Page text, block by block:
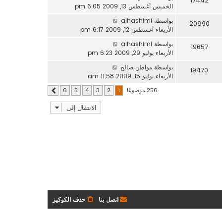
الخميس أغسطس 13, 2009 6:05 pm
20890 بواسطة alhashimi
الأربعاء أغسطس 12, 2009 6:17 pm
19657 بواسطة alhashimi
الأربعاء يوليو 29, 2009 6:23 pm
19470 بواسطة مواطن صالح
الأربعاء يوليو 15, 2009 11:58 am
256 موضوعًا 1
2
3
4
5
6 التالي
الانتقال إلى
حذف الكوكيز اتصل بنا